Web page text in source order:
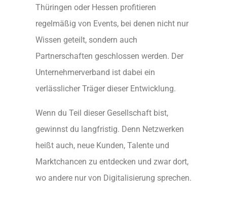
Thüringen oder Hessen profitieren
regelmäßig von Events, bei denen nicht nur
Wissen geteilt, sondern auch
Partnerschaften geschlossen werden. Der
Unternehmerverband ist dabei ein
verlässlicher Träger dieser Entwicklung.
Wenn du Teil dieser Gesellschaft bist,
gewinnst du langfristig. Denn Netzwerken
heißt auch, neue Kunden, Talente und
Marktchancen zu entdecken und zwar dort,
wo andere nur von Digitalisierung sprechen.